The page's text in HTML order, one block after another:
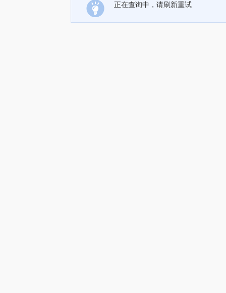
正在查询中，请刷新重试